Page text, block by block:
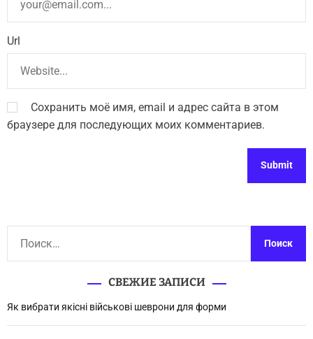
Url
Сохранить моё имя, email и адрес сайта в этом
браузере для последующих моих комментариев.
и
СВЕЖИЕ ЗАПИСИ
Як вибрати якісні військові шеврони для форми